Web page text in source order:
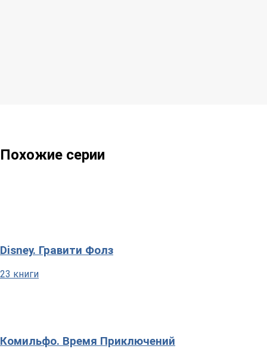
Похожие серии
Disney. Гравити Фолз
23 книги
Комильфо. Время Приключений